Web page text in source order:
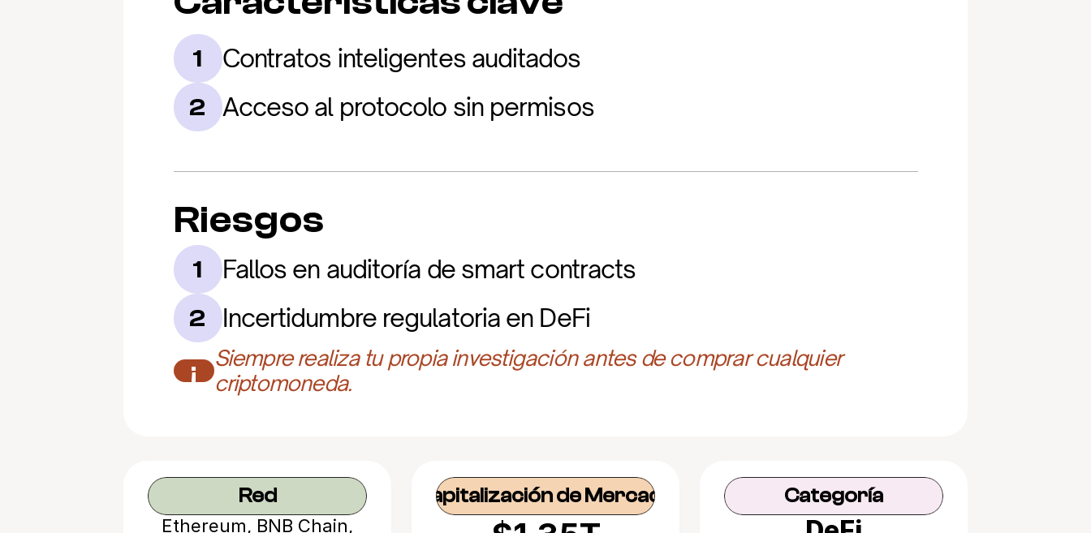
1 Contratos inteligentes auditados
2 Acceso al protocolo sin permisos
Riesgos
1 Fallos en auditoría de smart contracts
2 Incertidumbre regulatoria en DeFi
¡
Siempre realiza tu propia investigación antes de comprar cualquier
criptomoneda.
Red
Ethereum, BNB Chain,
Capitalización de Mercado Categoría